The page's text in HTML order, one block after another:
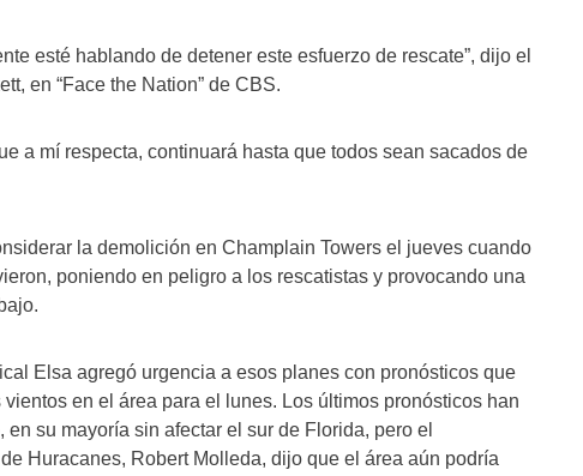
esté hablando de detener este esfuerzo de rescate”, dijo el
en “Face the Nation” de CBS.
a mí respecta, continuará hasta que todos sean sacados de
la demolición en Champlain Towers el jueves cuando
poniendo en peligro a los rescatistas y provocando una
Elsa agregó urgencia a esos planes con pronósticos que
en el área para el lunes. Los últimos pronósticos han
su mayoría sin afectar el sur de Florida, pero el
Huracanes, Robert Molleda, dijo que el área aún podría